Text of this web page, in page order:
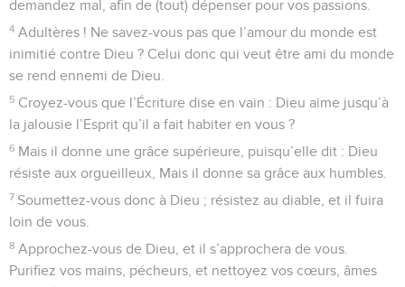
champs, et dont vous les avez frustrés, crie, et les clameurs
des moissonneurs sont parvenues jusqu’aux oreilles du
Seigneur des armées.
5 Vous avez vécu dans les voluptés et dans le luxe, vous
avez rassasié vos cœurs au jour du carnage.
6 Vous avez condamné, vous avez tué le juste ; il ne vous
résiste pas.
Patience et prière
7 Prenez donc patience, frères, jusqu’à l’avènement du
Seigneur. Voici que le laboureur attend le précieux fruit de
la terre, plein de patience à son égard, jusqu’à ce qu’il ait